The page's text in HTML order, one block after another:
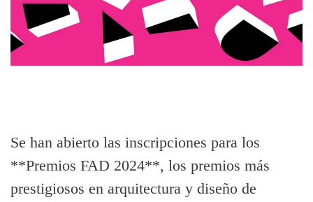
Se han abierto las inscripciones para los
**Premios FAD 2024**, los premios más
prestigiosos en arquitectura y diseño de